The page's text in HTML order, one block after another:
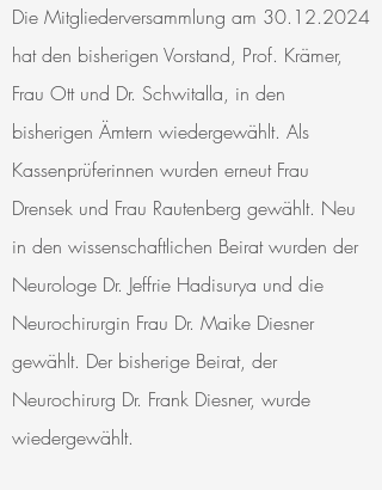
Die Mitgliederversammlung am 30.12.2024
hat den bisherigen Vorstand, Prof. Krämer,
Frau Ott und Dr. Schwitalla, in den
bisherigen Ämtern wiedergewählt. Als
Kassenprüferinnen wurden erneut Frau
Drensek und Frau Rautenberg gewählt. Neu
in den wissenschaftlichen Beirat wurden der
Neurologe Dr. Jeffrie Hadisurya und die
Neurochirurgin Frau Dr. Maike Diesner
gewählt. Der bisherige Beirat, der
Neurochirurg Dr. Frank Diesner, wurde
wiedergewählt.